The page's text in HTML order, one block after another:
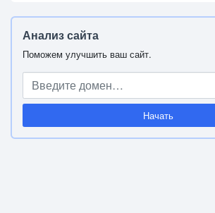
Анализ сайта
Поможем улучшить ваш сайт.
Начать